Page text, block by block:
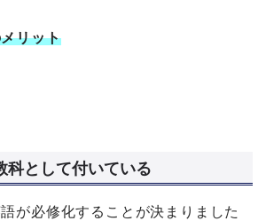
リット
科として付いている
が必修化することが決まりました